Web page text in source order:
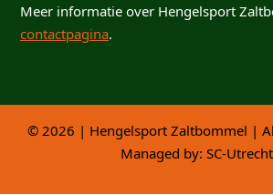
Meer informatie over Hengelsport
contactpagina.
© 2026 | Hengelsport Zaltbommel |
Managed by: SC-